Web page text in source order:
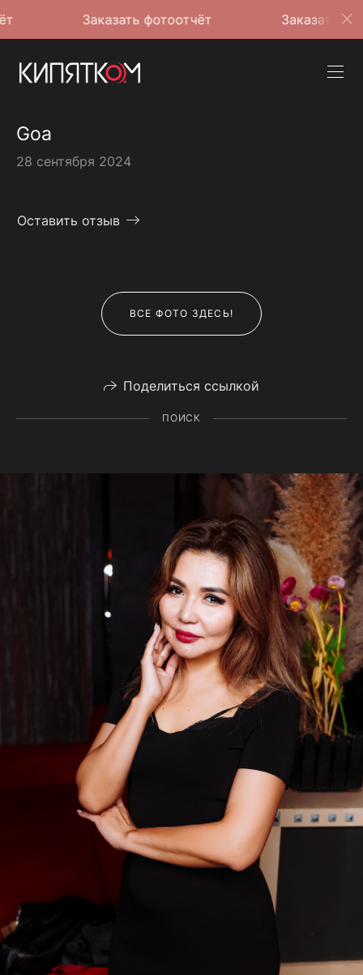
Заказать фотоотчёт Заказать фотоотчёт
Goa
28 сентября 2024
Оставить отзыв
ВСЕ ФОТО ЗДЕСЬ!
Поделиться ссылкой
ПОИСК